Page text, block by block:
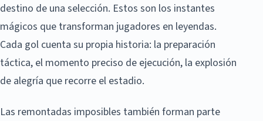
destino de una selección. Estos son los instantes
mágicos que transforman jugadores en leyendas.
Cada gol cuenta su propia historia: la preparación
táctica, el momento preciso de ejecución, la explosión
de alegría que recorre el estadio.
Las remontadas imposibles también forman parte